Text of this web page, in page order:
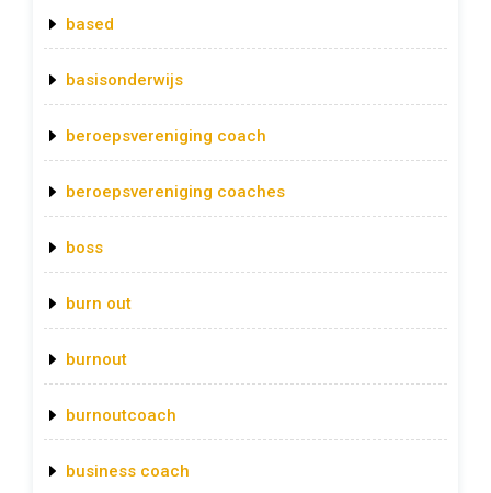
based
basisonderwijs
beroepsvereniging coach
beroepsvereniging coaches
boss
burn out
burnout
burnoutcoach
business coach